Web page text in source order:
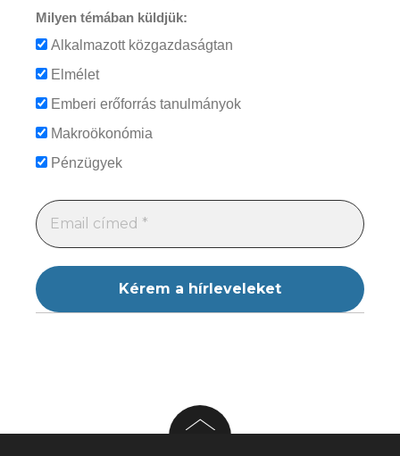
Milyen témában küldjük:
Alkalmazott közgazdaságtan
Elmélet
Emberi erőforrás tanulmányok
Makroökonómia
Pénzügyek